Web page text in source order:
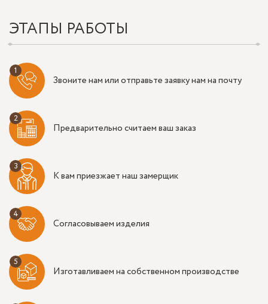
ЭТАПЫ РАБОТЫ
Звоните нам или отправьте заявку нам на почту
Предварительно считаем ваш заказ
К вам приезжает наш замерщик
Согласовываем изделия
Изготавливаем на собственном производстве